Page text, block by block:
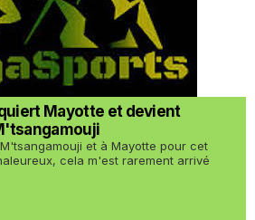
Mayotte et devient
et à Mayotte pour cet
cela m'est rarement arrivé